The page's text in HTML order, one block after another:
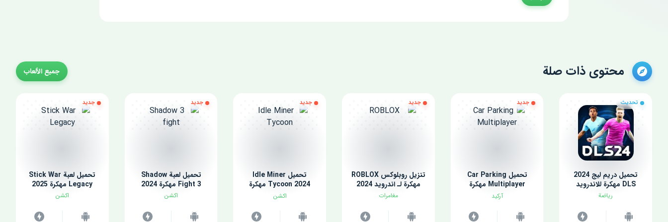
محتوى ذات صلة جميع الألعاب
تحديث
تحميل دريم ليج 2024
DLS مهكرة للاندرويد
رياضة
جديد
تحميل Car Parking
Multiplayer مهكرة
للاندرويد اخر اصدار
آركيد
جديد
تنزيل روبلوكس ROBLOX
مهكرة لـ اندرويد 2024
مغامرات
جديد
تحميل Idle Miner
Tycoon 2024 مهكرة
للاندرويد
اكشن
جديد
تحميل لعبة Shadow
Fight 3 مهكرة 2024
اكشن
جديد
تحميل لعبة Stick War
Legacy مهكرة 2025
اكشن